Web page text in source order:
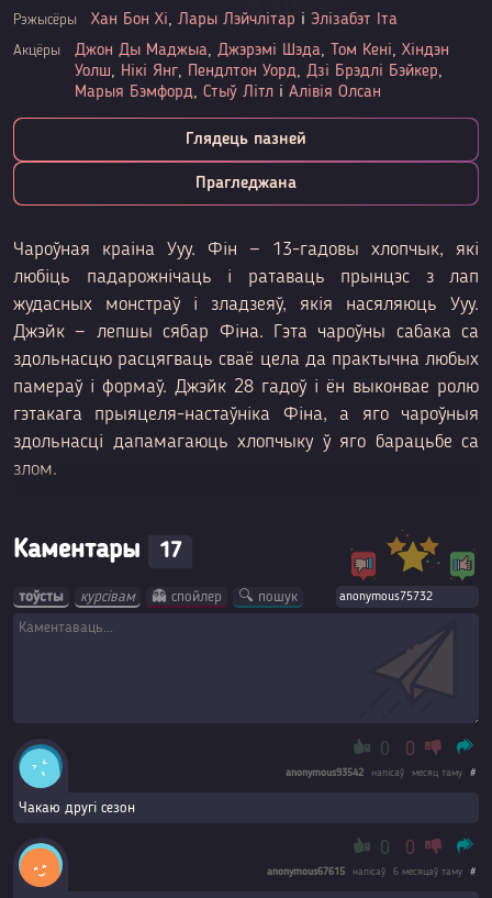
Рэжысёры Хан Бон Хі, Лары Лэйчлітар і Элізабэт Іта
Акцёры Джон Ды Маджыа, Джэрэмі Шэда, Том Кені, Хіндэн
Уолш, Нікі Янг, Пендлтон Уорд, Дзі Брэдлі Бэйкер,
Марыя Бэмфорд, Стыў Літл і Алівія Олсан
Глядець пазней
Прагледжана
Чароўная краіна Ууу. Фін — 13-гадовы хлопчык, які
любіць падарожнічаць і ратаваць прынцэс з лап
жудасных монстраў і зладзеяў, якія насяляюць Ууу.
Джэйк — лепшы сябар Фіна. Гэта чароўны сабака са
здольнасцю расцягваць сваё цела да практычна любых
памераў і формаў. Джэйк 28 гадоў і ён выконвае ролю
гэтакага прыяцеля-настаўніка Фіна, а яго чароўныя
здольнасці дапамагаюць хлопчыку ў яго барацьбе са
злом.
Каментары 17
тоўсты курсівам 👻 спойлер 🔍 пошук
0 0
anonymous93542 напісаў месяц таму #
Чакаю другі сезон
0 0
anonymous67615 напісаў 6 месяцаў таму #